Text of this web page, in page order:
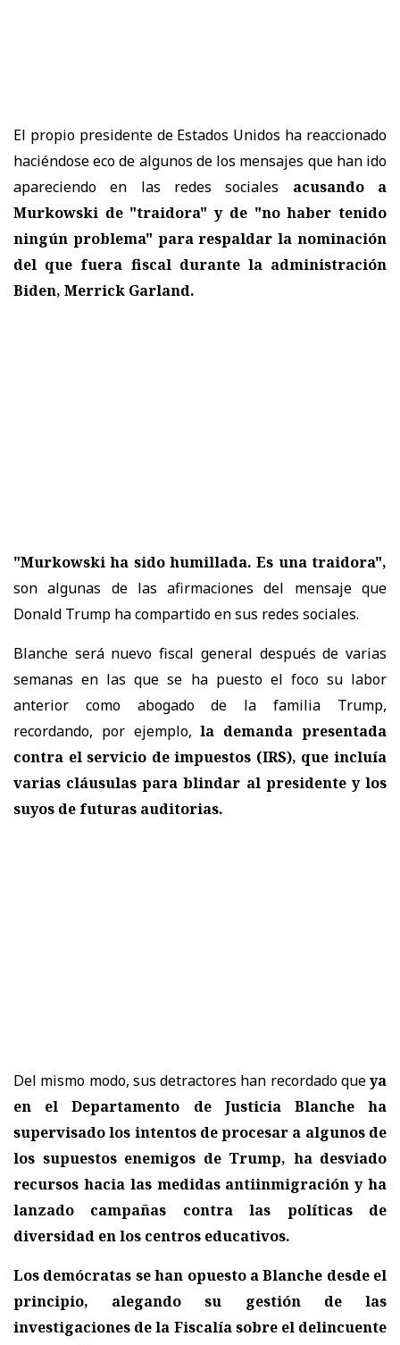
El propio presidente de Estados Unidos ha reaccionado
haciéndose eco de algunos de los mensajes que han ido
apareciendo en las redes sociales acusando a
Murkowski de "traidora" y de "no haber tenido
ningún problema" para respaldar la nominación
del que fuera fiscal durante la administración
Biden, Merrick Garland.
"Murkowski ha sido humillada. Es una traidora",
son algunas de las afirmaciones del mensaje que
Donald Trump ha compartido en sus redes sociales.
Blanche será nuevo fiscal general después de varias
semanas en las que se ha puesto el foco su labor
anterior como abogado de la familia Trump,
recordando, por ejemplo,la demanda presentada
contra el servicio de impuestos (IRS), que incluía
varias cláusulas para blindar al presidente y los
suyos de futuras auditorias.
Del mismo modo, sus detractores han recordado queya
en el Departamento de Justicia Blanche ha
supervisado los intentos de procesar a algunos de
los supuestos enemigos de Trump, ha desviado
recursos hacia las medidas antiinmigración y ha
lanzado campañas contra las políticas de
diversidad en los centros educativos.
Los demócratas se han opuesto a Blanche desde el
principio, alegando su gestión de las
investigaciones de la Fiscalía sobre el delincuente